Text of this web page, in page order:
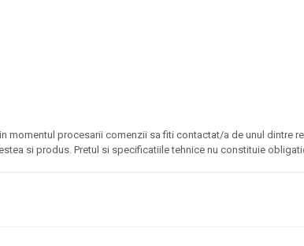
momentul procesarii comenzii sa fiti contactat/a de unul dintre
si produs. Pretul si specificatiile tehnice nu constituie